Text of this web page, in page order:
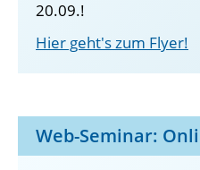
20.09.!
Hier geht's zum Flyer!
Web-Seminar: